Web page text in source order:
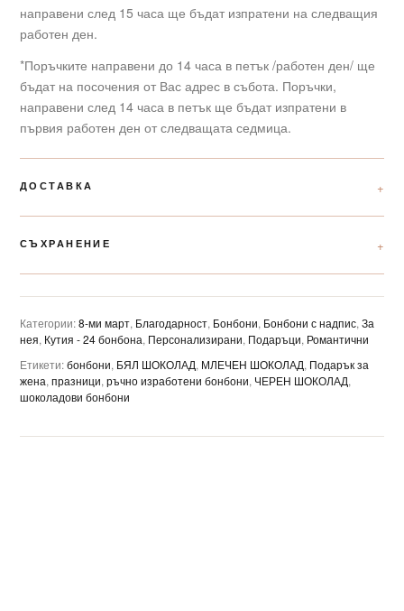
направени след 15 часа ще бъдат изпратени на следващия
работен ден.
*Поръчките направени до 14 часа в петък /работен ден/ ще
бъдат на посочения от Вас адрес в събота. Поръчки,
направени след 14 часа в петък ще бъдат изпратени в
първия работен ден от следващата седмица.
ДОСТАВКА
СЪХРАНЕНИЕ
Категории:8-ми март, Благодарност, Бонбони, Бонбони с надпис, За
нея, Кутия - 24 бонбона, Персонализирани, Подаръци, Романтични
Етикети:бонбони, БЯЛ ШОКОЛАД, МЛЕЧЕН ШОКОЛАД, Подарък за
жена, празници, ръчно изработени бонбони, ЧЕРЕН ШОКОЛАД,
шоколадови бонбони